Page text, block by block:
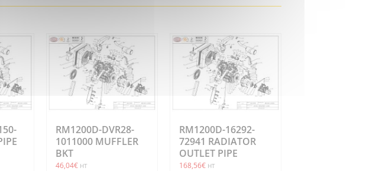
RM1200D-DVR28-
1011000 MUFFLER
BKT
46,04€ HT
RM1200D-16292-
72941 RADIATOR
OUTLET PIPE
168,56€ HT